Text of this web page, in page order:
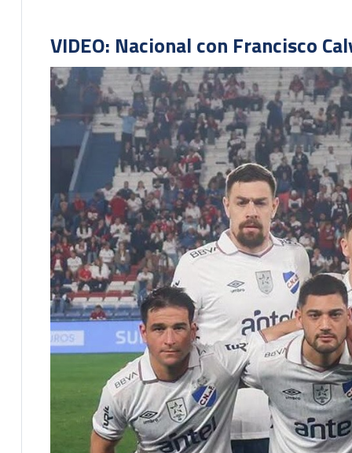
VIDEO: Nacional con Francisco